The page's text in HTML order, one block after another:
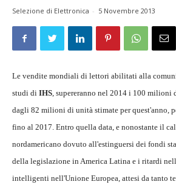
Selezione di Elettronica - 5 Novembre 2013
Le vendite mondiali di lettori abilitati alla
studi di IHS, supereranno nel 2014 i 100 milioni
dagli 82 milioni di unità stimate per quest'anno,
fino al 2017. Entro quella data, e nonostante il
nordamericano dovuto all'estinguersi dei fondi
della legislazione in America Latina e i ritardi
intelligenti nell'Unione Europea, attesi da tanto